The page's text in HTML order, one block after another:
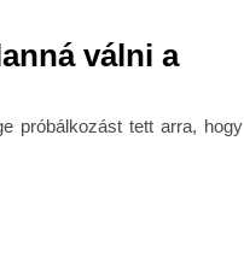
válni a
próbálkozást tett arra, hogy